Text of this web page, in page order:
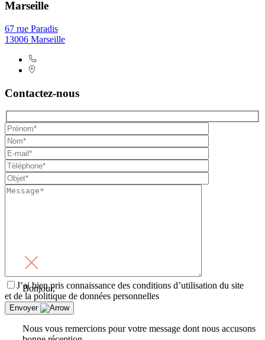
Marseille
67 rue Paradis
13006 Marseille
Contactez-nous
J’ai bien pris connaissance des conditions d’utilisation du site
et de la politique de données personnelles
Envoyer
Bonjour,
Nous vous remercions pour votre message dont nous accusons